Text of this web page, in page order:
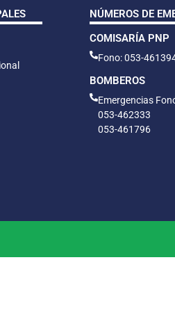
NÚMEROS DE
COMISARÍA PNP
Fono: 053-
BOMBEROS
Emergencias
053-462333
053-461796